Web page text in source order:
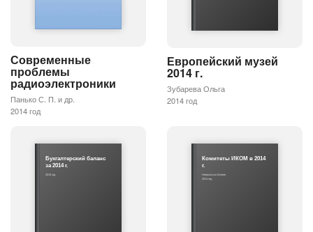
Современные
проблемы
радиоэлектроники
Панько С. П. и др.
2014 год
Европейский музей
2014 г.
Зубарева Ольга
2014 год
Бухгалтерский баланс
за 2014 г.
2015 год
Комитеты ИКОМ в 2014
г.
Новохатько Ксения
2014 год